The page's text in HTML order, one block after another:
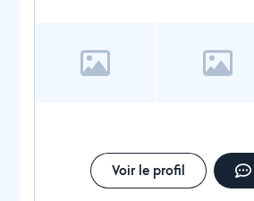
Voir le profil